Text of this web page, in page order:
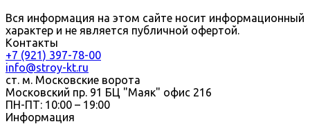
Вся информация на этом сайте носит информационный
характер и не является публичной офертой.
Контакты
+7 (921) 397-78-00
info@stroy-kt.ru
ст. м. Московские ворота
Московский пр. 91 БЦ "Маяк" офис 216
ПН-ПТ: 10:00 – 19:00
Информация